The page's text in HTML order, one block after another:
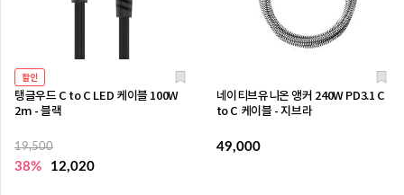
할인
탱글우드 C to C LED 케이블 100W
2m - 블랙
19,500
38% 12,020
네이티브유니온 앵커 240W PD3.1 C
to C 케이블 - 지브라
49,000